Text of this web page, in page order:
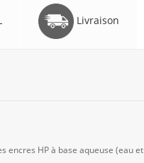
Livraison
encres HP à base aqueuse (eau et